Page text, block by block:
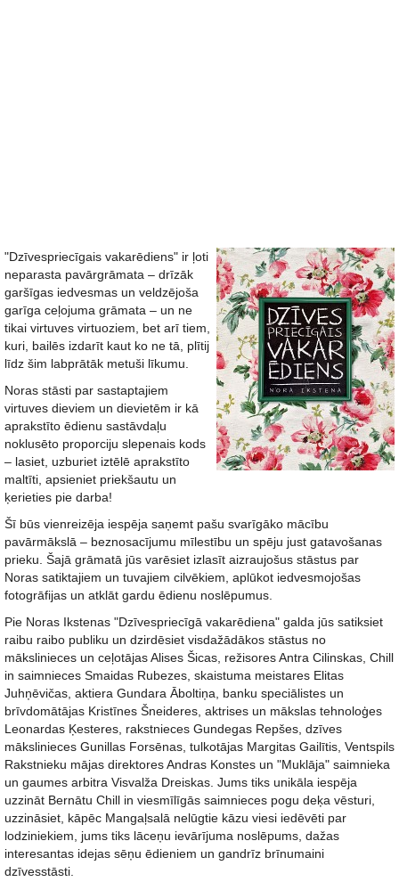
"Dzīvespriecīgais vakarēdiens" ir ļoti
neparasta pavārgrāmata – drīzāk
garšīgas iedvesmas un veldzējoša
garīga ceļojuma grāmata – un ne
tikai virtuves virtuoziem, bet arī tiem,
kuri, bailēs izdarīt kaut ko ne tā, plītij
līdz šim labprātāk metuši līkumu.
Noras stāsti par sastaptajiem
virtuves dieviem un dievietēm ir kā
aprakstīto ēdienu sastāvdaļu
noklusēto proporciju slepenais kods
– lasiet, uzburiet iztēlē aprakstīto
maltīti, apsieniet priekšautu un
ķerieties pie darba!
Šī būs vienreizēja iespēja saņemt pašu svarīgāko mācību
pavārmākslā – beznosacījumu mīlestību un spēju just gatavošanas
prieku. Šajā grāmatā jūs varēsiet izlasīt aizraujošus stāstus par
Noras satiktajiem un tuvajiem cilvēkiem, aplūkot iedvesmojošas
fotogrāfijas un atklāt gardu ēdienu noslēpumus.
Pie Noras Ikstenas "Dzīvespriecīgā vakarēdiena" galda jūs satiksiet
raibu raibo publiku un dzirdēsiet visdažādākos stāstus no
mākslinieces un ceļotājas Alises Šicas, režisores Antra Cilinskas, Chill
in saimnieces Smaidas Rubezes, skaistuma meistares Elitas
Juhņēvičas, aktiera Gundara Āboltiņa, banku speciālistes un
brīvdomātājas Kristīnes Šneideres, aktrises un mākslas tehnoloģes
Leonardas Ķesteres, rakstnieces Gundegas Repšes, dzīves
mākslinieces Gunillas Forsēnas, tulkotājas Margitas Gailītis, Ventspils
Rakstnieku mājas direktores Andras Konstes un "Muklāja" saimnieka
un gaumes arbitra Visvalža Dreiskas. Jums tiks unikāla iespēja
uzzināt Bernātu Chill in viesmīlīgās saimnieces pogu deķa vēsturi,
uzzināsiet, kāpēc Mangaļsalā nelūgtie kāzu viesi iedēvēti par
lodziniekiem, jums tiks lāceņu ievārījuma noslēpums, dažas
interesantas idejas sēņu ēdieniem un gandrīz brīnumaini
dzīvesstāsti.